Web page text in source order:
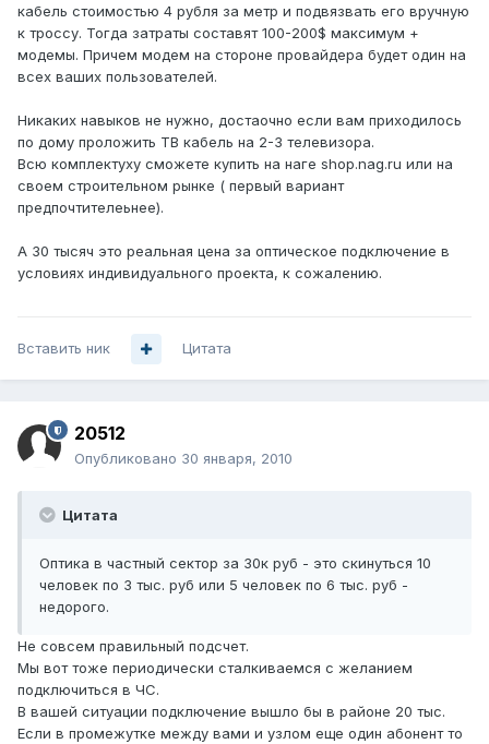
кабель стоимостью 4 рубля за метр и подвязвать его вручную
к троссу. Тогда затраты составят 100-200$ максимум +
модемы. Причем модем на стороне провайдера будет один на
всех ваших пользователей.
Никаких навыков не нужно, достаочно если вам приходилось
по дому проложить ТВ кабель на 2-3 телевизора.
Всю комплектуху сможете купить на наге shop.nag.ru или на
своем строительном рынке ( первый вариант
предпочтителеьнее).
А 30 тысяч это реальная цена за оптическое подключение в
условиях индивидуального проекта, к сожалению.
Вставить ник Цитата
20512
Опубликовано 30 января, 2010
Цитата
Оптика в частный сектор за 30к руб - это скинуться 10
человек по 3 тыс. руб или 5 человек по 6 тыс. руб -
недорого.
Не совсем правильный подсчет.
Мы вот тоже периодически сталкиваемся с желанием
подключиться в ЧС.
В вашей ситуации подключение вышло бы в районе 20 тыс.
Если в промежутке между вами и узлом еще один абонент то